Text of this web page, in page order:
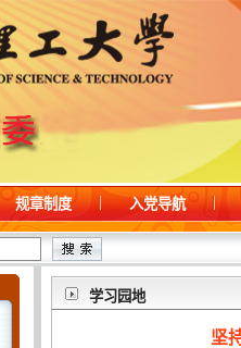
规章制度 入党导航
学习园地
坚